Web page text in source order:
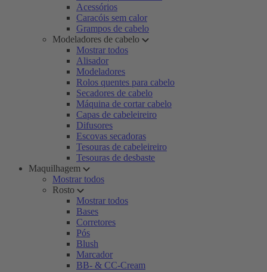
Acessórios
Caracóis sem calor
Grampos de cabelo
Modeladores de cabelo
Mostrar todos
Alisador
Modeladores
Rolos quentes para cabelo
Secadores de cabelo
Máquina de cortar cabelo
Capas de cabeleireiro
Difusores
Escovas secadoras
Tesouras de cabeleireiro
Tesouras de desbaste
Maquilhagem
Mostrar todos
Rosto
Mostrar todos
Bases
Corretores
Pós
Blush
Marcador
BB- & CC-Cream